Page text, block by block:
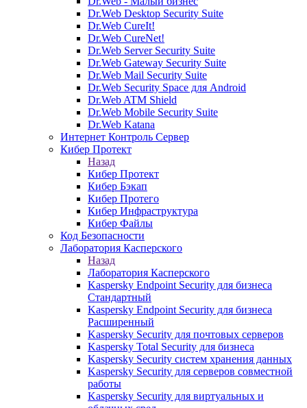
Dr.Web Desktop Security Suite
Dr.Web CureIt!
Dr.Web CureNet!
Dr.Web Server Security Suite
Dr.Web Gateway Security Suite
Dr.Web Mail Security Suite
Dr.Web Security Space для Android
Dr.Web ATM Shield
Dr.Web Mobile Security Suite
Dr.Web Katana
Интернет Контроль Сервер
Кибер Протект
Назад
Кибер Протект
Кибер Бэкап
Кибер Протего
Кибер Инфраструктура
Кибер Файлы
Код Безопасности
Лаборатория Касперского
Назад
Лаборатория Касперского
Kaspersky Endpoint Security для бизнеса
Стандартный
Kaspersky Endpoint Security для бизнеса
Расширенный
Kaspersky Security для почтовых серверов
Kaspersky Total Security для бизнеса
Kaspersky Security систем хранения данных
Kaspersky Security для серверов совместной
работы
Kaspersky Security для виртуальных и